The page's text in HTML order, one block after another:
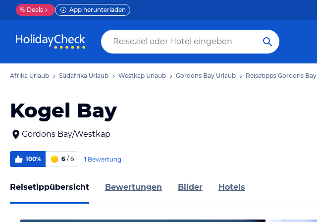
% Deals App herunterladen
Afrika Urlaub Südafrika Urlaub Westkap Urlaub Gordons Bay Urlaub Reisetipps Gordons Bay
Kogel Bay
Gordons Bay/Westkap
100% 6 / 6 1 Bewertung
Reisetippübersicht Bewertungen Bilder Hotels